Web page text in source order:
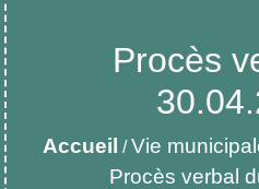
Procès
Accueil /Vie
Procès verbal